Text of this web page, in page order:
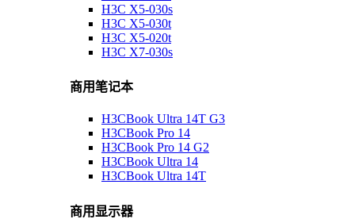
H3C X5-030s
H3C X5-030t
H3C X5-020t
H3C X7-030s
商用笔记本
H3CBook Ultra 14T G3
H3CBook Pro 14
H3CBook Pro 14 G2
H3CBook Ultra 14
H3CBook Ultra 14T
商用显示器